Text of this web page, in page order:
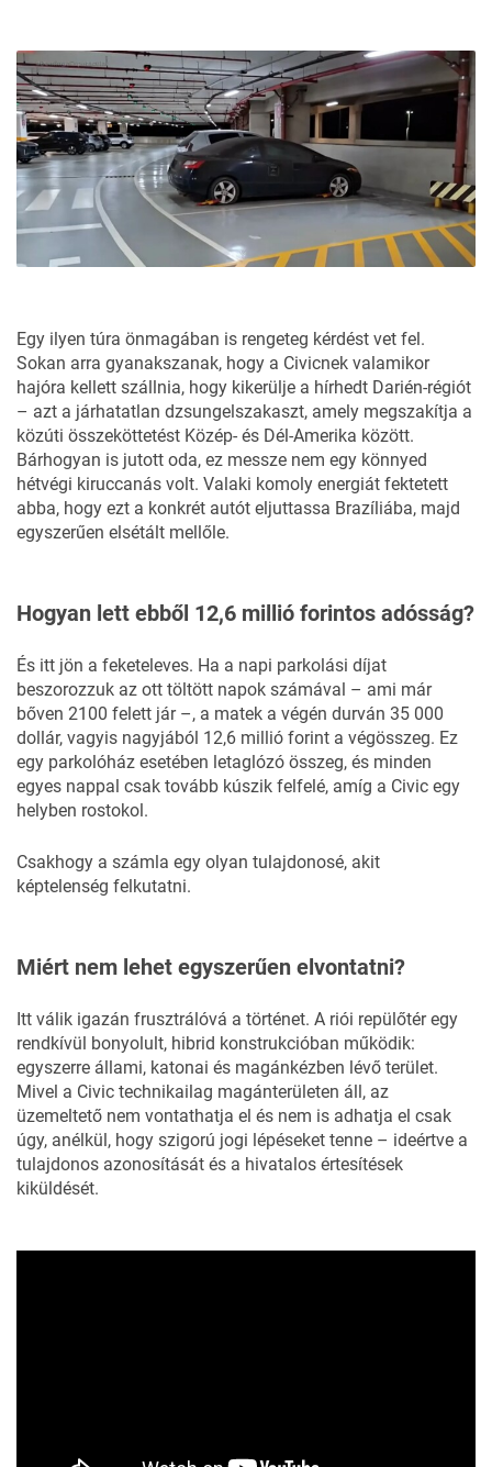
Egy ilyen túra önmagában is rengeteg kérdést vet fel.
Sokan arra gyanakszanak, hogy a Civicnek valamikor
hajóra kellett szállnia, hogy kikerülje a hírhedt Darién-régiót
– azt a járhatatlan dzsungelszakaszt, amely megszakítja a
közúti összeköttetést Közép- és Dél-Amerika között.
Bárhogyan is jutott oda, ez messze nem egy könnyed
hétvégi kiruccanás volt. Valaki komoly energiát fektetett
abba, hogy ezt a konkrét autót eljuttassa Brazíliába, majd
egyszerűen elsétált mellőle.
Hogyan lett ebből 12,6 millió forintos adósság?
És itt jön a feketeleves. Ha a napi parkolási díjat
beszorozzuk az ott töltött napok számával – ami már
bőven 2100 felett jár –, a matek a végén durván 35 000
dollár, vagyis nagyjából 12,6 millió forint a végösszeg. Ez
egy parkolóház esetében letaglózó összeg, és minden
egyes nappal csak tovább kúszik felfelé, amíg a Civic egy
helyben rostokol.
Csakhogy a számla egy olyan tulajdonosé, akit
képtelenség felkutatni.
Miért nem lehet egyszerűen elvontatni?
Itt válik igazán frusztrálóvá a történet. A riói repülőtér egy
rendkívül bonyolult, hibrid konstrukcióban működik:
egyszerre állami, katonai és magánkézben lévő terület.
Mivel a Civic technikailag magánterületen áll, az
üzemeltető nem vontathatja el és nem is adhatja el csak
úgy, anélkül, hogy szigorú jogi lépéseket tenne – ideértve a
tulajdonos azonosítását és a hivatalos értesítések
kiküldését.